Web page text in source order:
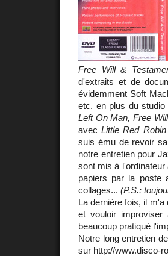
Free Will &
d'extraits et de
évidemment Soft
etc. en plus du studio
Left On Man,Free
avecLittle Red
suis ému de revoir
notre entretien pour
sont mis à l'ordinateur
papiers par la poste
collages... (P.S.:
La dernière fois, il m'a
et vouloir improviser
beaucoup pratiqué
Notre long entretien
sur http://www.disco-